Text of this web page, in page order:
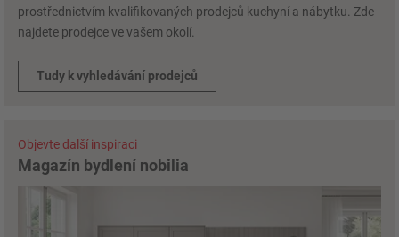
prostřednictvím kvalifikovaných prodejců kuchyní a nábytku. Zde
najdete prodejce ve vašem okolí.
Tudy k vyhledávání prodejců
Objevte další inspiraci
Magazín bydlení nobilia